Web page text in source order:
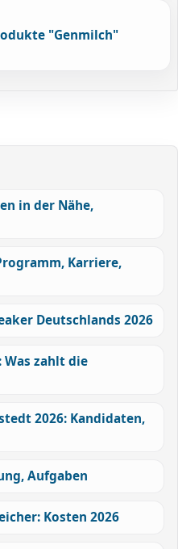
"Genmilch"
in der Nähe,
Karriere,
Deutschlands 2026
Was zahlt die
2026: Kandidaten,
Aufgaben
Kosten 2026